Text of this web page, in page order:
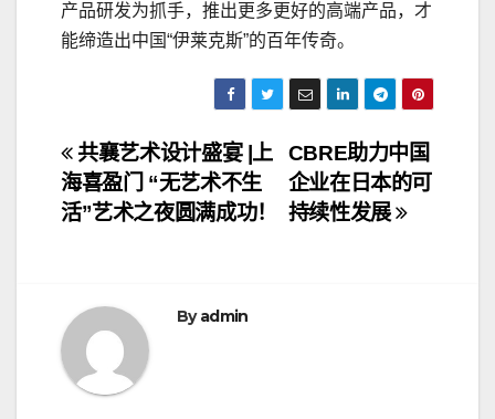
产品研发为抓手，推出更多更好的高端产品，才
能缔造出中国“伊莱克斯”的百年传奇。
文
章
航
CBRE助力中国
企业在日本的可
持续性发展
共襄艺术设计盛宴 |上
海喜盈门 “无艺术不生
活”艺术之夜圆满成功！
Byadmin